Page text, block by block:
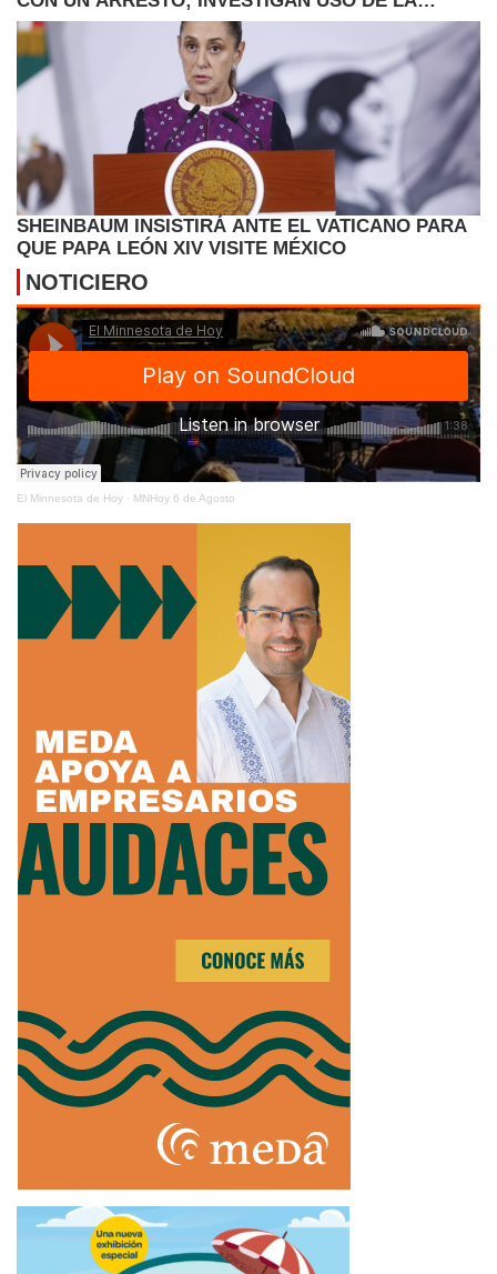
FUERZA
SHEINBAUM INSISTIRÁ ANTE EL VATICANO PARA
QUE PAPA LEÓN XIV VISITE MÉXICO
NOTICIERO
El Minnesota de Hoy · MNHoy 6 de Agosto